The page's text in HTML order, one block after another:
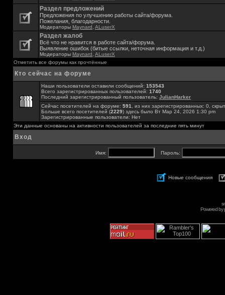
Раздел предложений
Предложения по улучшению работы сайта/форума.
Пожелания, благодарности.
Модераторы Maynard ALuserX
Раздел жалоб
Всё что не нравится в работе сайта/форума.
Выявление ошибок (битые ссылки, неточная информация и т.д.)
Модераторы Maynard ALuserX
Отметить все форумы как прочтённые
Кто сейчас на форуме
Наши пользователи оставили сообщений: 153543
Всего зарегистрированных пользователей: 1740
Последний зарегистрированный пользователь: JulianHarker
Сейчас посетителей на форуме: 591
, из них зарегистрированных: 0,
Больше всего посетителей (2229) здесь было Вт Мар 24, 2026 1:30 pm
Зарегистрированные пользователи: Нет
Эти данные основаны на активности пользователей за последние пять минут
Вход
Имя: Пароль:
Новые сообщения
Powered by